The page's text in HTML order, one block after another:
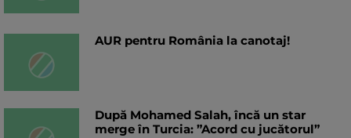
AUR pentru România la canotaj!
După Mohamed Salah, încă un star
merge în Turcia: ”Acord cu jucătorul”